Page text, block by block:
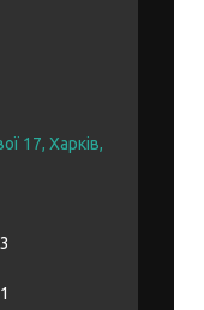
17, Харків,